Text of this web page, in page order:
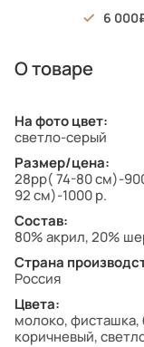
6 000
О товаре
На фото цвет:
светло-серый
Размер/цена:
28рр( 74-80 см)-
92 см)-1000 р.
Состав:
80% акрил, 20%
Страна
Россия
Цвета:
молоко,
коричневый,